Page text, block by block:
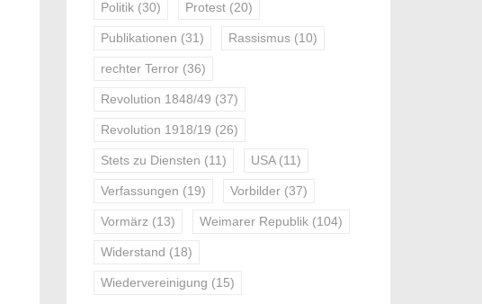
Politik (30) Protest (20)
Publikationen (31) Rassismus (10)
rechter Terror (36)
Revolution 1848/49 (37)
Revolution 1918/19 (26)
Stets zu Diensten (11) USA(11)
Verfassungen (19) Vorbilder (37)
Vormärz (13) Weimarer Republik (104)
Widerstand (18)
Wiedervereinigung (15)